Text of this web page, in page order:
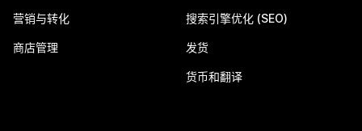
营销与转化
商店管理
搜索引擎优化 (SEO)
发货
货币和翻译